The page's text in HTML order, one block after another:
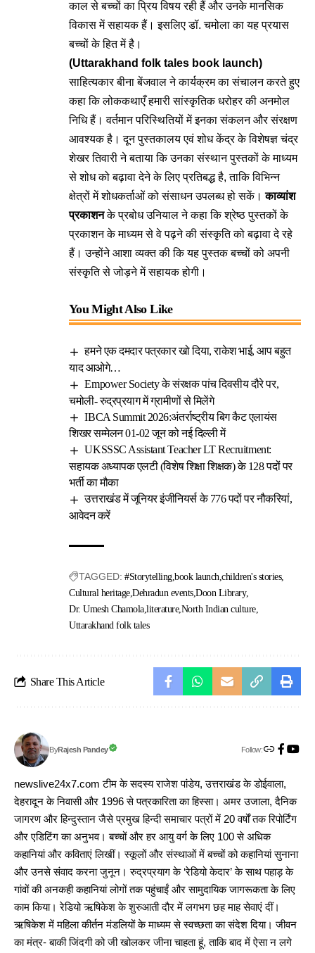
काल से बच्चों का प्रिय विषय रही हैं और उनके मानसिक
विकास में सहायक हैं। इसलिए डॉ. चमोला का यह प्रयास
बच्चों के हित में है।
(Uttarakhand folk tales book launch)
साहित्यकार बीना बेंजवाल ने कार्यक्रम का संचालन करते हुए
कहा कि लोककथाएँ हमारी सांस्कृतिक धरोहर की अनमोल
निधि हैं। वर्तमान परिस्थितियों में इनका संकलन और संरक्षण
आवश्यक है। दून पुस्तकालय एवं शोध केंद्र के विशेषज्ञ चंद्र
शेखर तिवारी ने बताया कि उनका संस्थान पुस्तकों के माध्यम
से शोध को बढ़ावा देने के लिए प्रतिबद्ध है, ताकि विभिन्न
क्षेत्रों में शोधकर्ताओं को संसाधन उपलब्ध हो सकें।काव्यांश
प्रकाशनके प्रबोध उनियाल ने कहा कि श्रेष्ठ पुस्तकों के
प्रकाशन के माध्यम से वे पढ़ने की संस्कृति को बढ़ावा दे रहे
हैं। उन्होंने आशा व्यक्त की कि यह पुस्तक बच्चों को अपनी
संस्कृति से जोड़ने में सहायक होगी।
You Might Also Like
हमने एक दमदार पत्रकार खो दिया, राकेश भाई, आप बहुत
याद आओगे…
Empower Society के संरक्षक पांच दिवसीय दौरे पर,
चमोली- रुद्रप्रयाग में ग्रामीणों से मिलेंगे
IBCA Summit 2026:अंतर्राष्ट्रीय बिग कैट एलायंस
शिखर सम्मेलन 01-02 जून को नई दिल्ली में
UKSSSC Assistant Teacher LT Recruitment:
सहायक अध्यापक एलटी (विशेष शिक्षा शिक्षक) के 128 पदों पर
भर्ती का मौका
उत्तराखंड में जूनियर इंजीनियर्स के 776 पदों पर नौकरियां,
आवेदन करें
TAGGED: #Storytelling book launch children's stories
Cultural heritage Dehradun events Doon Library
Dr. Umesh Chamola literature North Indian culture
Uttarakhand folk tales
Share This Article
ByRajesh Pandey Follow:
newslive24x7.com टीम के सदस्य राजेश पांडेय, उत्तराखंड के डोईवाला,
देहरादून के निवासी और 1996 से पत्रकारिता का हिस्सा। अमर उजाला, दैनिक
जागरण और हिन्दुस्तान जैसे प्रमुख हिन्दी समाचार पत्रों में 20 वर्षों तक रिपोर्टिंग
और एडिटिंग का अनुभव। बच्चों और हर आयु वर्ग के लिए 100 से अधिक
कहानियां और कविताएं लिखीं। स्कूलों और संस्थाओं में बच्चों को कहानियां सुनाना
और उनसे संवाद करना जुनून। रुद्रप्रयाग के ‘रेडियो केदार’ के साथ पहाड़ के
गांवों की अनकही कहानियां लोगों तक पहुंचाईं और सामुदायिक जागरूकता के लिए
काम किया। रेडियो ऋषिकेश के शुरुआती दौर में लगभग छह माह सेवाएं दीं।
ऋषिकेश में महिला कीर्तन मंडलियों के माध्यम से स्वच्छता का संदेश दिया। जीवन
का मंत्र- बाकी जिंदगी को जी खोलकर जीना चाहता हूं, ताकि बाद में ऐसा न लगे